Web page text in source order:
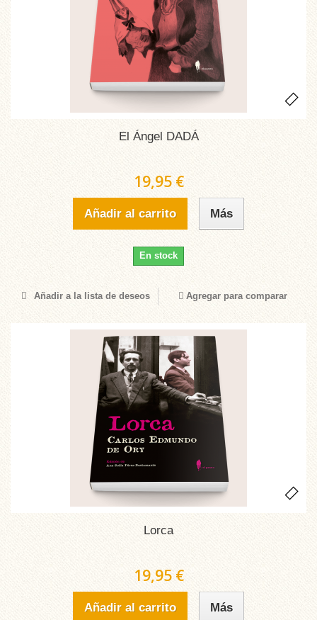
El Ángel DADÁ
19,95 €
Añadir al carrito Más
En stock
Añadir a la lista de deseos Agregar para comparar
Lorca
19,95 €
Añadir al carrito Más